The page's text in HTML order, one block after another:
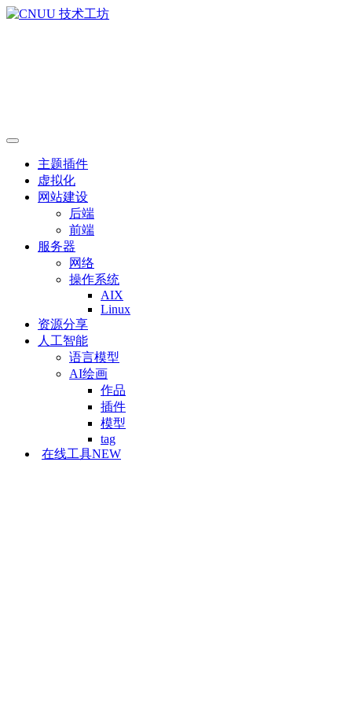
主题插件
虚拟化
网站建设
后端
前端
服务器
网络
操作系统
AIX
Linux
资源分享
人工智能
语言模型
AI绘画
作品
插件
模型
tag
在线工具NEW